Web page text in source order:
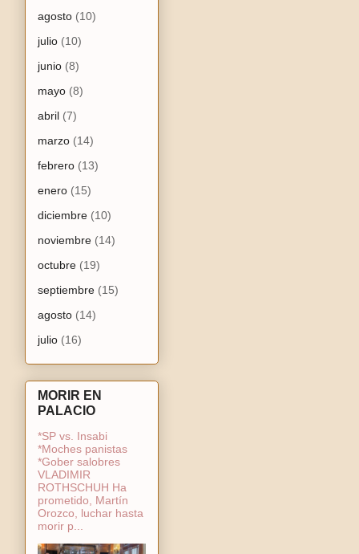
agosto (10)
julio (10)
junio (8)
mayo (8)
abril (7)
marzo (14)
febrero (13)
enero (15)
diciembre (10)
noviembre (14)
octubre (19)
septiembre (15)
agosto (14)
julio (16)
MORIR EN
PALACIO
*SP vs. Insabi
*Moches panistas
*Gober salobres
VLADIMIR
ROTHSCHUH Ha
prometido, Martín
Orozco, luchar hasta
morir p...